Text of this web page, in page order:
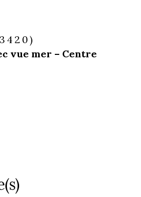
vue mer – Centre